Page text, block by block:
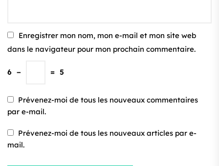
Enregistrer mon nom, mon e-mail et mon site web
dans le navigateur pour mon prochain commentaire.
6 − = 5
Prévenez-moi de tous les nouveaux commentaires
par e-mail.
Prévenez-moi de tous les nouveaux articles par e-
mail.